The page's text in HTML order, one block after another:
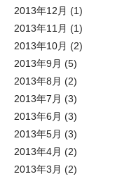
2013年12月 (1)
2013年11月 (1)
2013年10月 (2)
2013年9月 (5)
2013年8月 (2)
2013年7月 (3)
2013年6月 (3)
2013年5月 (3)
2013年4月 (2)
2013年3月 (2)